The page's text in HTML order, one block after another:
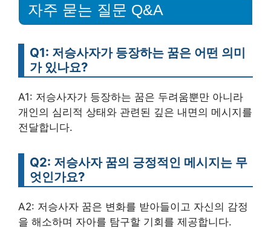
자주 묻는 질문 Q&A
Q1: 저승사자가 등장하는 꿈은 어떤 의미
가 있나요?
A1: 저승사자가 등장하는 꿈은 두려움뿐만 아니라
개인의 심리적 상태와 관련된 깊은 내면의 메시지를
전달합니다.
Q2: 저승사자 꿈의 긍정적인 메시지는 무
엇인가요?
A2: 저승사자 꿈은 변화를 받아들이고 자신의 감정
을 해소하며 자아를 탐구할 기회를 제공합니다.